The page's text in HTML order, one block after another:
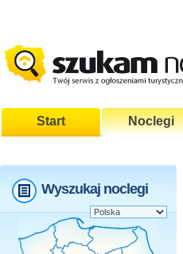
Start Noclegi
Wyszukaj noclegi